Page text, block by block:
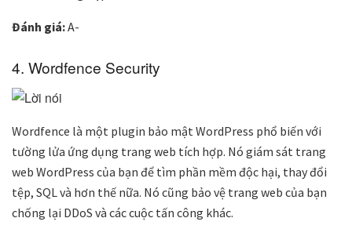
Đánh giá:A-
4. Wordfence Security
Wordfence là một plugin bảo mật WordPress phổ biến với
tường lửa ứng dụng trang web tích hợp. Nó giám sát trang
web WordPress của bạn để tìm phần mềm độc hại, thay đổi
tệp, SQL và hơn thế nữa. Nó cũng bảo vệ trang web của bạn
chống lại DDoS và các cuộc tấn công khác.